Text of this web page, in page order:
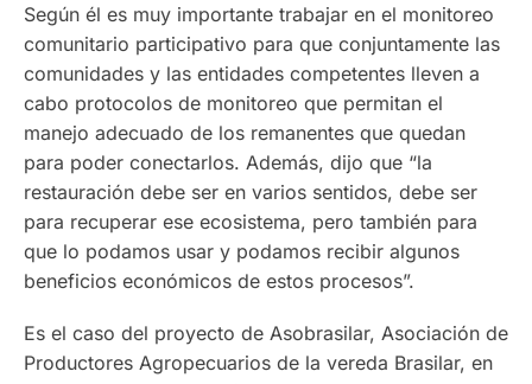
Según él es muy importante trabajar en el monitoreo
comunitario participativo para que conjuntamente las
comunidades y las entidades competentes lleven a
cabo protocolos de monitoreo que permitan el
manejo adecuado de los remanentes que quedan
para poder conectarlos. Además, dijo que “la
restauración debe ser en varios sentidos, debe ser
para recuperar ese ecosistema, pero también para
que lo podamos usar y podamos recibir algunos
beneficios económicos de estos procesos”.
Es el caso del proyecto de Asobrasilar, Asociación de
Productores Agropecuarios de la vereda Brasilar, en